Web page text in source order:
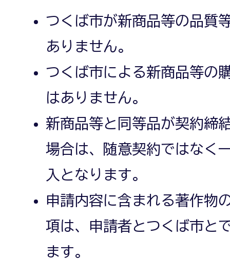
つくば市が新商品等の品質
ありません。
つくば市による新商品等の
はありません。
新商品等と同等品が契約締
場合は、随意契約ではなく
入となります。
申請内容に含まれる著作物
項は、申請者とつくば市と
ます。